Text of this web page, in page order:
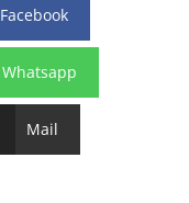
Facebook
Whatsapp
Mail